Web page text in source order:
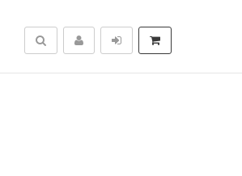
搜尋